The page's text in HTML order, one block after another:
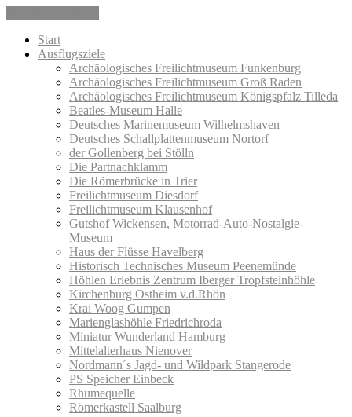
Start
Ausflugsziele
Archäologisches Freilichtmuseum Funkenburg
Archäologisches Freilichtmuseum Groß Raden
Archäologisches Freilichtmuseum Königspfalz Tilleda
Beatles-Museum Halle
Deutsches Marinemuseum Wilhelmshaven
Deutsches Schallplattenmuseum Nortorf
der Gollenberg bei Stölln
Die Partnachklamm
Die Römerbrücke in Trier
Freilichtmuseum Diesdorf
Freilichtmuseum Klausenhof
Gutshof Wickensen, Motorrad-Auto-Nostalgie-
Museum
Haus der Flüsse Havelberg
Historisch Technisches Museum Peenemünde
Höhlen Erlebnis Zentrum Iberger Tropfsteinhöhle
Kirchenburg Ostheim v.d.Rhön
Krai Woog Gumpen
Marienglashöhle Friedrichroda
Miniatur Wunderland Hamburg
Mittelalterhaus Nienover
Nordmann´s Jagd- und Wildpark Stangerode
PS Speicher Einbeck
Rhumequelle
Römerkastell Saalburg